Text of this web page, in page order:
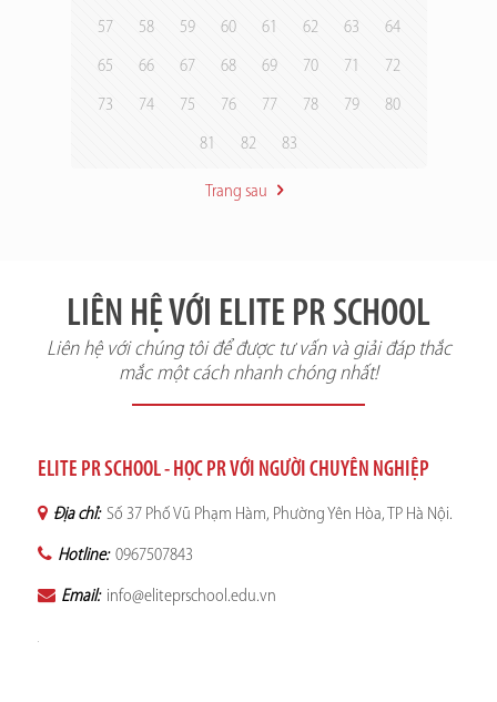
57 58 59 60 61 62 63 64
65 66 67 68 69 70 71 72
73 74 75 76 77 78 79 80
81 82 83
Trang sau
LIÊN HỆ VỚI ELITE PR SCHOOL
Liên hệ với chúng tôi để được tư vấn và giải đáp thắc
mắc một cách nhanh chóng nhất!
ELITE PR SCHOOL - HỌC PR VỚI NGƯỜI CHUYÊN NGHIỆP
Địa chỉ: Số 37 Phố Vũ Phạm Hàm, Phường Yên Hòa, TP Hà Nội.
Hotline: 0967507843
Email: info@eliteprschool.edu.vn